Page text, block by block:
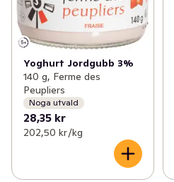
Yoghurt Jordgubb 3%
140 g, Ferme des
Peupliers
Noga utvald
28,35 kr
202,50 kr /kg